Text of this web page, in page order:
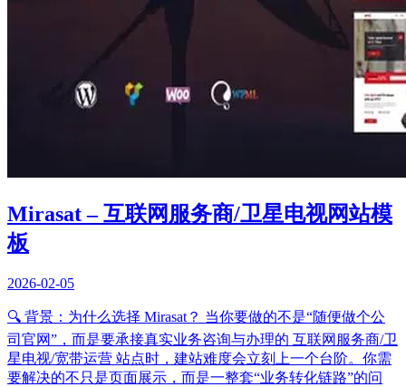
Mirasat – 互联网服务商/卫星电视网站模
板
2026-02-05
🔍 背景：为什么选择 Mirasat？ 当你要做的不是“随便做个公
司官网”，而是要承接真实业务咨询与办理的 互联网服务商/卫
星电视/宽带运营 站点时，建站难度会立刻上一个台阶。你需
要解决的不只是页面展示，而是一整套“业务转化链路”的问